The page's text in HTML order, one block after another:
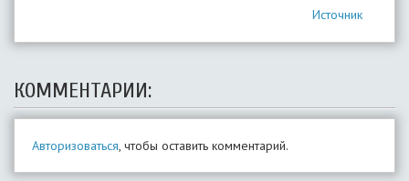
Источник
КОММЕНТАРИИ:
Авторизоваться, чтобы оставить комментарий.